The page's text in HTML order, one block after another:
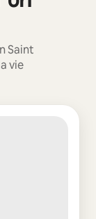
Saint
vie